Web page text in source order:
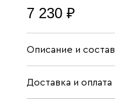
7 230 ₽
Описание и состав
Доставка и оплата